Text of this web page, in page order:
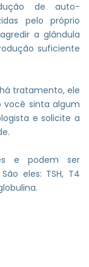
de auto-
pelo próprio
a glândula
suficiente
tratamento, ele
você sinta algum
e solicite a
e podem ser
eles: TSH, T4